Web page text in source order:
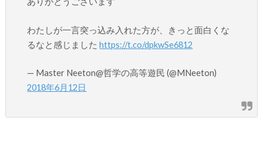
わたしが一言突っ込み入れた方が、きっと面白くな
るなと感じましたhttps://t.co/dpkwSe6812
— Master Neeton@哲学の高等遊民 (@MNeeton)
2018年6月12日